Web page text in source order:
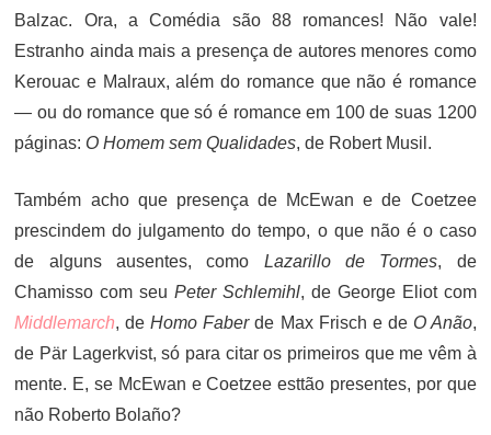
Balzac. Ora, a Comédia são 88 romances! Não vale!
Estranho ainda mais a presença de autores menores como
Kerouac e Malraux, além do romance que não é romance
— ou do romance que só é romance em 100 de suas 1200
páginas: O Homem sem Qualidades, de Robert Musil.
Também acho que presença de McEwan e de Coetzee
prescindem do julgamento do tempo, o que não é o caso
de alguns ausentes, como Lazarillo de Tormes, de
Chamisso com seuPeter Schlemihl, de George Eliot com
Middlemarch, deHomo Faberde Max Frisch e de O Anão,
de Pär Lagerkvist, só para citar os primeiros que me vêm à
mente. E, se McEwan e Coetzee esttão presentes, por que
não Roberto Bolaño?